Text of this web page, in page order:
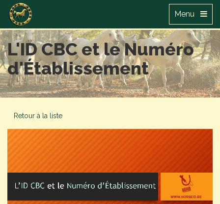
Menu
L'ID CBC et le Numéro
d'Établissement
Retour à la liste